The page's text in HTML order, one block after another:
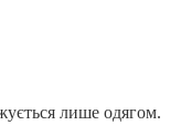
лише одягом.